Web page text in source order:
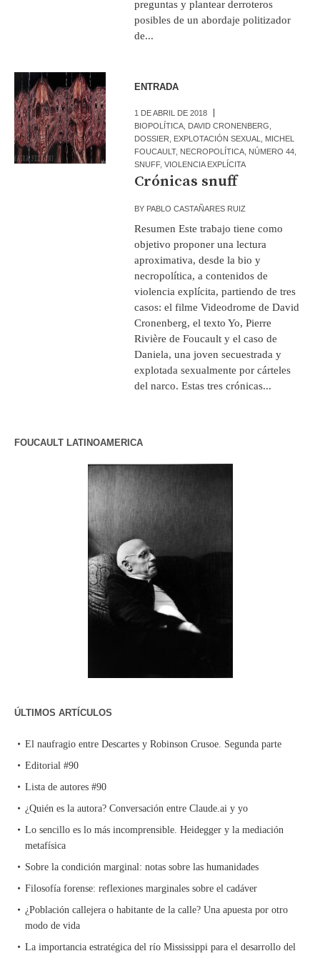
preguntas y plantear derroteros
posibles de un abordaje politizador
de...
ENTRADA
1 DE ABRIL DE 2018
BIOPOLÍTICA DAVID CRONENBERG
DOSSIER
EXPLOTACIÓN SEXUAL
MICHEL
FOUCAULT, NECROPOLÍTICA NÚMERO 44
SNUFF,VIOLENCIA EXPLÍCITA
Crónicas snuff
BY PABLO CASTAÑARES RUIZ
Resumen Este trabajo tiene como
objetivo proponer una lectura
aproximativa, desde la bio y
necropolítica, a contenidos de
violencia explícita, partiendo de tres
casos: el filme Videodrome de David
Cronenberg, el texto Yo, Pierre
Rivière de Foucault y el caso de
Daniela, una joven secuestrada y
explotada sexualmente por cárteles
del narco. Estas tres crónicas...
FOUCAULT LATINOAMERICA
ÚLTIMOS ARTÍCULOS
El naufragio entre Descartes y Robinson Crusoe. Segunda parte
Editorial #90
Lista de autores #90
¿Quién es la autora? Conversación entre Claude.ai y yo
Lo sencillo es lo más incomprensible. Heidegger y la mediación
metafísica
Sobre la condición marginal: notas sobre las humanidades
Filosofía forense: reflexiones marginales sobre el cadáver
¿Población callejera o habitante de la calle? Una apuesta por otro
modo de vida
La importancia estratégica del río Mississippi para el desarrollo del